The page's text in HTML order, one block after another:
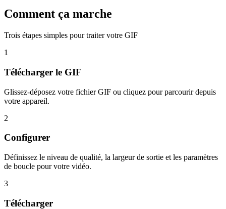
Comment ça marche
Trois étapes simples pour traiter votre GIF
1
Télécharger le GIF
Glissez-déposez votre fichier GIF ou cliquez pour parcourir depuis
votre appareil.
2
Configurer
Définissez le niveau de qualité, la largeur de sortie et les paramètres
de boucle pour votre vidéo.
3
Télécharger